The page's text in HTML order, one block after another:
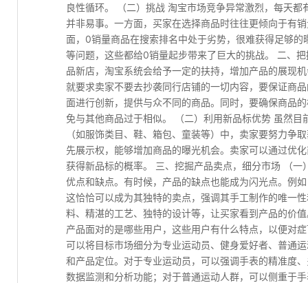
良性循环。 （二）挑战 淘宝市场竞争异常激烈，每天
并非易事。一方面，买家在选择商品时往往更倾向于有
面，0销量商品在搜索排名中处于劣势，很难获得足够
等问题，这些都给0销量起步带来了巨大的挑战。 二、
品新店，淘宝系统会给予一定的扶持，增加产品的展现
就要求卖家不要去抄袭同行店铺的一切内容，要保证商
面进行创新，提供与众不同的商品。同时，要确保商品
免与其他商品过于相似。 （二）利用新品标优势 虽然
（如服饰类目、鞋、箱包、童装等）中，卖家要努力争
先展示权，能够增加商品的曝光机会。卖家可以通过优
获得新品标的概率。 三、挖掘产品卖点，细分市场 （
优点和缺点。有时候，产品的缺点也能成为闪光点。例
这恰恰可以成为其独特的卖点，强调其手工制作的唯一
料、精湛的工艺、独特的设计等，让买家看到产品的价
产品面对的是哪些用户，这些用户有什么特点，以便对
可以将目标市场细分为专业运动员、健身爱好者、普通
和产品定位。对于专业运动员，可以强调手表的精准度
数据监测和分析功能；对于普通运动人群，可以侧重于